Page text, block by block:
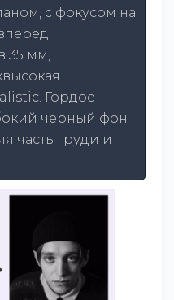
с фокусом на
35 мм,
Гордое
черный фон
часть груди и